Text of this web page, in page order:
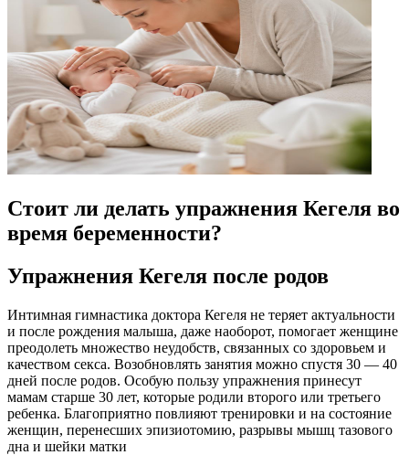
Стоит ли делать упражнения Кегеля во
время беременности?
Упражнения Кегеля после родов
Интимная гимнастика доктора Кегеля не теряет актуальности
и после рождения малыша, даже наоборот, помогает женщине
преодолеть множество неудобств, связанных со здоровьем и
качеством секса. Возобновлять занятия можно спустя 30 — 40
дней после родов. Особую пользу упражнения принесут
мамам старше 30 лет, которые родили второго или третьего
ребенка. Благоприятно повлияют тренировки и на состояние
женщин, перенесших эпизиотомию, разрывы мышц тазового
дна и шейки матки